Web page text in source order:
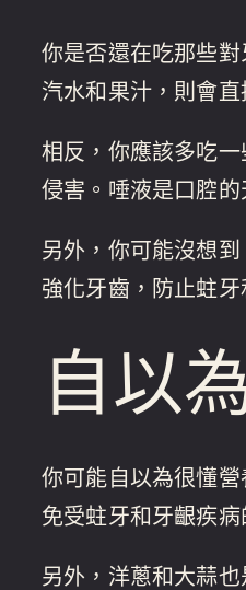
你是否還在吃那些
汽水和果汁，則會
相反，你應該多吃
侵害。唾液是口腔
另外，你可能沒想
強化牙齒，防止蛀
自以
你可能自以為很懂
免受蛀牙和牙齦疾
另外，洋蔥和大蒜